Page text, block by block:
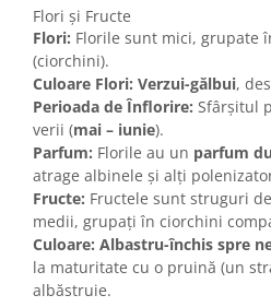
Flori și Fructe
Flori: Florile sunt mici, grupate
(ciorchini).
Culoare Flori: Verzui-gălbui,
Perioada de Înflorire: Sfârșitul
verii (mai – iunie).
Parfum: Florile au un parfum
atrage albinele și alți
Fructe: Fructele sunt struguri
medii, grupați în ciorchini
Culoare: Albastru-închis spre
la maturitate cu o pruină (un
albăstruie.